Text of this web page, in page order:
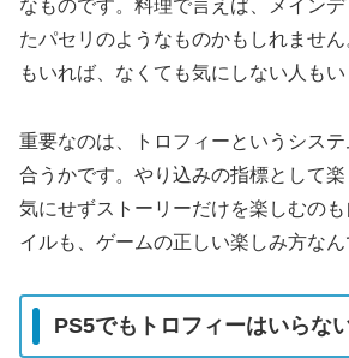
なものです。料理で言えば、メイン
たパセリのようなものかもしれませ
もいれば、なくても気にしない人もい
重要なのは、
トロフィーというシス
合うかです。やり込みの指標として楽
気にせずストーリーだけを楽しむの
イルも、ゲームの正しい楽しみ方なん
PS5でもトロフィーはいらな